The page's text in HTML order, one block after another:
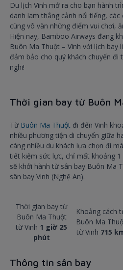
Du lịch Vinh mở ra cho bạn hành
danh lam thắng cảnh nổi tiếng,
cùng vô vàn những điểm vui chơi,
Hiện nay, Bamboo Airways đang
Buôn Ma Thuột – Vinh với lịch bay
đảm bảo cho quý khách chuyến đi
nghi!
Thời gian bay từ Buôn
Từ Buôn Ma Thuột đi đến Vinh
nhiều phương tiện di chuyển giữa
càng nhiều du khách lựa chọn đi
tiết kiệm sức lực, chỉ mất khoảng
sẽ khởi hành từ sân bay Buôn Ma
sân bay Vinh (Nghệ An).
Thời gian bay từ
Buôn Ma Thuột
từ Vinh 1 giờ 25
phút
Khoảng cách
Buôn Ma
từ Vinh 715
Thông tin sân bay